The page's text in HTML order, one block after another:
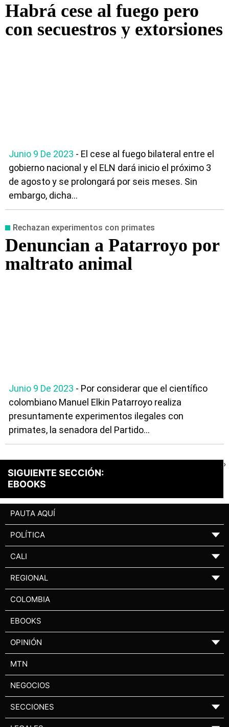
Habrá cese al fuego pero
con secuestros y extorsiones
Junio 9 De 2023 - El cese al fuego bilateral entre el
gobierno nacional y el ELN dará inicio el próximo 3
de agosto y se prolongará por seis meses. Sin
embargo, dicha...
Rechazan experimentos con primates
Denuncian a Patarroyo por
maltrato animal
Junio 9 De 2023 - Por considerar que el científico
colombiano Manuel Elkin Patarroyo realiza
presuntamente experimentos ilegales con
primates, la senadora del Partido...
SIGUIENTE SECCIÓN:
EBOOKS
›
PAUTA AQUÍ
POLÍTICA ▼
CALI ▼
REGIONAL ▼
COLOMBIA
EBOOKS
OPINIÓN ▼
MTN
NEGOCIOS
SECCIONES ▼